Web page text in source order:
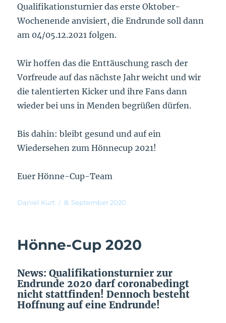
Qualifikationsturnier das erste Oktober-
Wochenende anvisiert, die Endrunde soll dann
am 04/05.12.2021 folgen.
Wir hoffen das die Enttäuschung rasch der
Vorfreude auf das nächste Jahr weicht und wir
die talentierten Kicker und ihre Fans dann
wieder bei uns in Menden begrüßen dürfen.
Bis dahin: bleibt gesund und auf ein
Wiedersehen zum Hönnecup 2021!
Euer Hönne-Cup-Team
Daniel Kurt 8. September 2020
Hönne-Cup 2020
News: Qualifikationsturnier zur
Endrunde 2020 darf coronabedingt
nicht stattfinden! Dennoch besteht
Hoffnung auf eine Endrunde!